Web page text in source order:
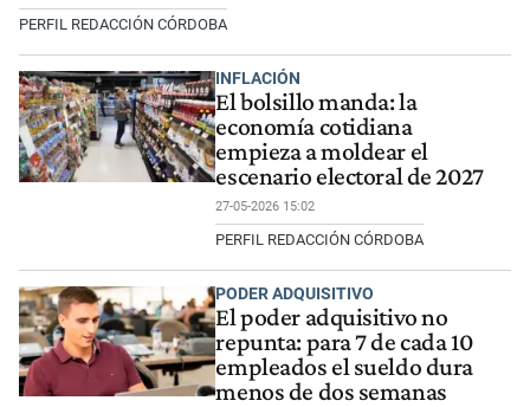
PERFIL REDACCIÓN CÓRDOBA
INFLACIÓN
El bolsillo manda: la
economía cotidiana
empieza a moldear el
escenario electoral de 2027
27-05-2026 15:02
PERFIL REDACCIÓN CÓRDOBA
PODER ADQUISITIVO
El poder adquisitivo no
repunta: para 7 de cada 10
empleados el sueldo dura
menos de dos semanas